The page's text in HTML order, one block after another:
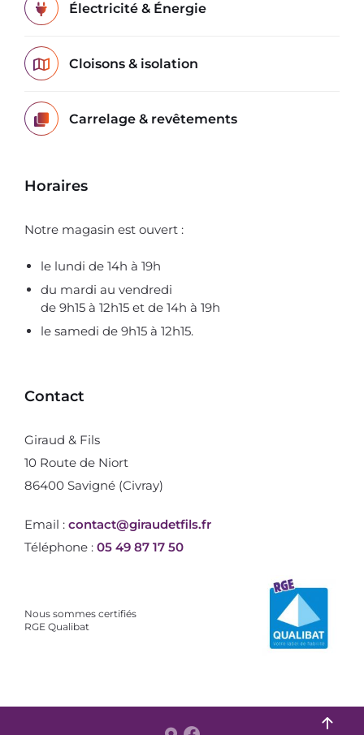
Électricité & Énergie
Cloisons & isolation
Carrelage & revêtements
Horaires
Notre magasin est ouvert :
le lundi de 14h à 19h
du mardi au vendredi
de 9h15 à 12h15 et de 14h à 19h
le samedi de 9h15 à 12h15.
Contact
Giraud & Fils
10 Route de Niort
86400 Savigné (Civray)
Email : contact@giraudetfils.fr
Téléphone : 05 49 87 17 50
Nous sommes certifiés
RGE Qualibat